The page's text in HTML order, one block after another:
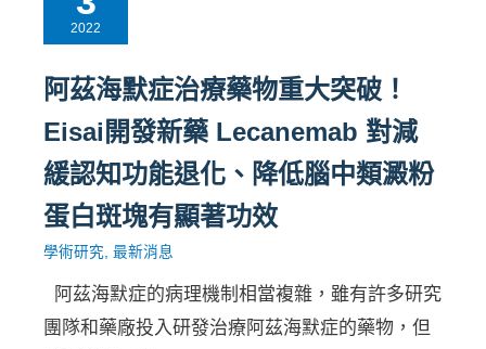
2022
阿茲海默症治療藥物重大突破！
Eisai開發新藥 Lecanemab 對減
緩認知功能退化、降低腦中類澱粉
蛋白斑塊有顯著功效
學術研究, 最新消息
阿茲海默症的病理機制相當複雜，雖有許多研究
團隊和藥廠投入研發治療阿茲海默症的藥物，但